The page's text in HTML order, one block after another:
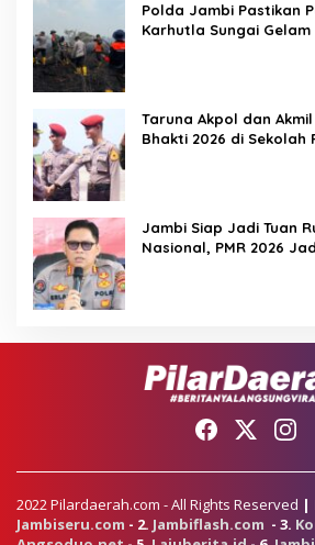
Polda Jambi Pastikan
Karhutla Sungai Gelam
Taruna Akpol dan
Bhakti 2026 di Sekolah
Jambi Siap Jadi Tuan
Nasional, PMR 2026
2022 Pilardaerah.com - All Rights Reserved |
Jambiseru.com - 2. Jambiflash.com - 3.